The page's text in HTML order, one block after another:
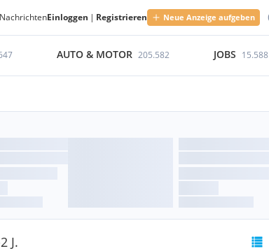
NachrichtenEinloggen | Registrieren Neue Anzeige aufgeben
AUTO & MOTOR 205.582 JOBS 15.588
J.